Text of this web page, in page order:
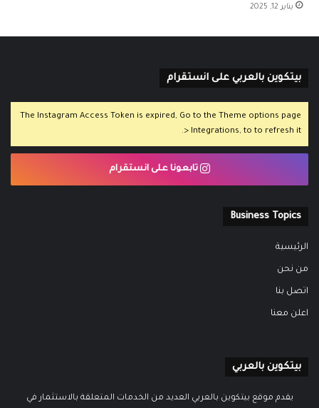
يناير 12, 2025
بيتكوين بالعربي على انستقرام
The Instagram Access Token is expired, Go to the Theme options page
> Integrations, to to refresh it.
تابعونا على انستقرام
Business Topics
الرئيسية
من نحن
اتصل بنا
اعلن معنا
بيتكوين بالعربي
يقدم موقع بيتكوين بالعربي العديد من الخدمات المتعلقة بالاستثمار في